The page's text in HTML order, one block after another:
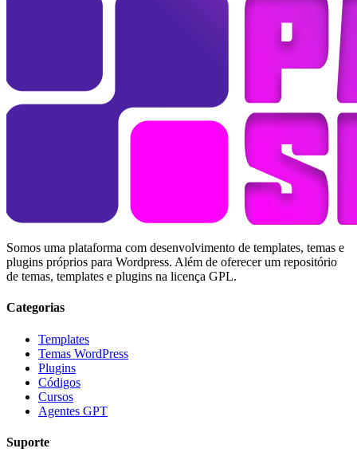
Somos uma plataforma com desenvolvimento de templates, temas e
plugins próprios para Wordpress. Além de oferecer um repositório
de temas, templates e plugins na licença GPL.
Categorias
Templates
Temas WordPress
Plugins
Códigos
Cursos
Agentes GPT
Suporte